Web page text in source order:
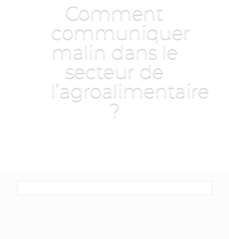
Comment
communiquer
malin dans le
secteur de
l’agroalimentaire
?